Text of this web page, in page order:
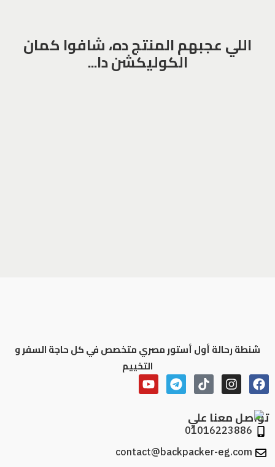
اللي عجبهم المنتج ده، شافوا كمان
الكوليكشن دا...
شنطة رحالة أول أستور مصري متخصص في كل حاجة السفر و
التخييم
تواصل معنا علي
01016223886
contact@backpacker-eg.com